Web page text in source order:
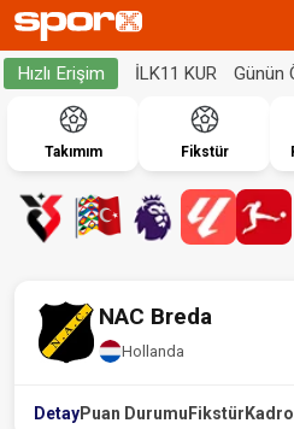
Hızlı Erişim İLK11 KUR Günün
Takımım Fikstür
NAC Breda
Hollanda
DetayPuan Durumu Fikstür Kadro